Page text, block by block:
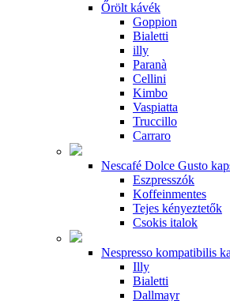
Őrölt kávék
Goppion
Bialetti
illy
Paranà
Cellini
Kimbo
Vaspiatta
Truccillo
Carraro
Nescafé Dolce Gusto
Eszpresszók
Koffeinmentes
Tejes kényeztetők
Csokis italok
Nespresso kompatibilis
Illy
Bialetti
Dallmayr